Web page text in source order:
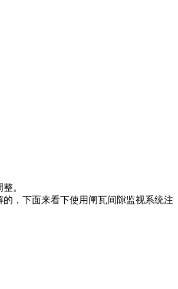
。
，下面来看下使用闸瓦间隙监视系统注